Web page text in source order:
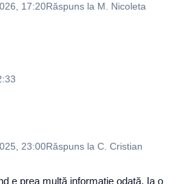
17:20Răspuns la M. Nicoleta
23:00Răspuns la C. Cristian
e prea multă informație odată. Ia o